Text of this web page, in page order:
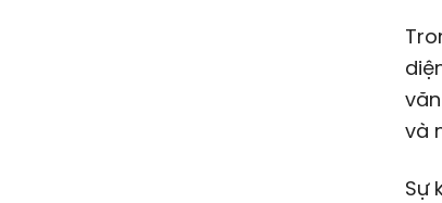
và
Sự